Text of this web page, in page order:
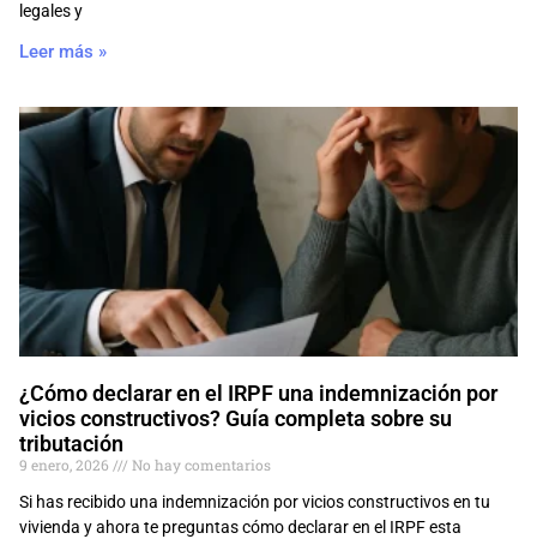
legales y
Leer más »
¿Cómo declarar en el IRPF una indemnización por
vicios constructivos? Guía completa sobre su
tributación
9 enero, 2026
No hay comentarios
Si has recibido una indemnización por vicios constructivos en tu
vivienda y ahora te preguntas cómo declarar en el IRPF esta